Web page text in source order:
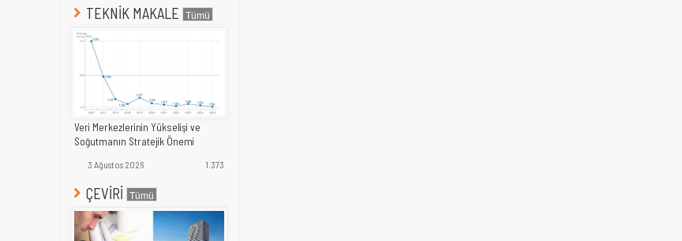
TEKNİK MAKALE
Veri Merkezlerinin Yükselişi ve
Soğutmanın Stratejik Önemi
3 Ağustos 2026 1.373
ÇEVİRİ